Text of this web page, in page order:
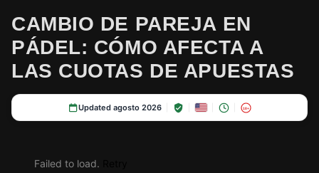
CAMBIO DE PAREJA EN
PÁDEL: CÓMO AFECTA A
LAS CUOTAS DE APUESTAS
Updated agosto 2026 18+
Failed to load.